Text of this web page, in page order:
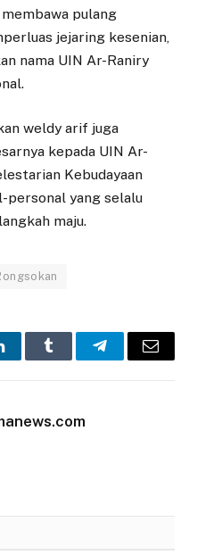
pulang
jejaring kesenian,
nama UIN Ar-Raniry
weldy arif juga
kepada UIN Ar-
Kebudayaan
personal yang selalu
maju.
Tumblr TelegramEmail